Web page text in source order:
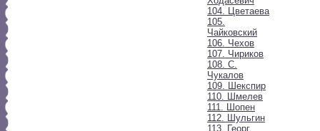
104. Цветаева
105.
Чайковский
106. Чехов
107. Чириков
108. С.
Чукалов
109. Шекспир
110. Шмелев
111. Шопен
112. Шульгин
113. Георг